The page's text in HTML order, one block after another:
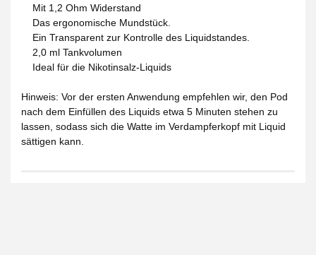
Mit 1,2 Ohm Widerstand
Das ergonomische Mundstück.
Ein Transparent zur Kontrolle des Liquidstandes.
2,0 ml Tankvolumen
Ideal für die Nikotinsalz-Liquids
Hinweis: Vor der ersten Anwendung empfehlen wir, den Pod
nach dem Einfüllen des Liquids etwa 5 Minuten stehen zu
lassen, sodass sich die Watte im Verdampferkopf mit Liquid
sättigen kann.